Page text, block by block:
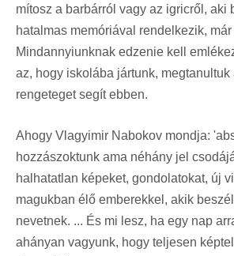
mítosz a barbárról vagy az igricről, aki
hatalmas memóriával rendelkezik, már
Mindannyiunknak edzenie kell
az, hogy iskolába jártunk, megtanultuk
rengeteget segít ebben.
Ahogy Vlagyimir Nabokov mondja:
hozzászoktunk ama néhány jel
halhatatlan képeket, gondolatokat, új
magukban élő emberekkel, akik
nevetnek. ... És mi lesz, ha egy nap
ahányan vagyunk, hogy teljesen